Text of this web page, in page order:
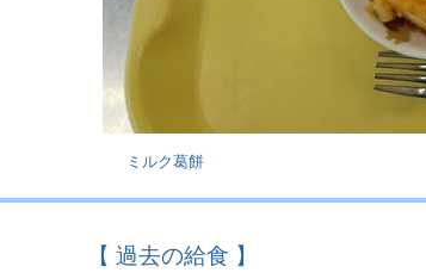
ミルク葛餅
【 過去の給食 】